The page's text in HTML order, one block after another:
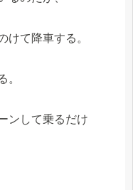
けて降車する。
。
ンして乗るだけ